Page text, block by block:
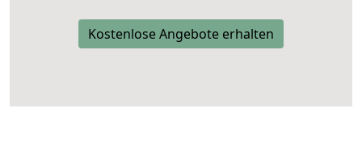
Kostenlose Angebote erhalten